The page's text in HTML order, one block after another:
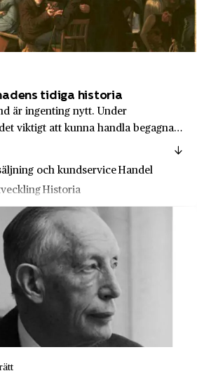
verkstad
Älv
Göteborg
län
Hallsberg
Hallstahammar
Halmstad
Hammerdal
Haparanda
tidiga historia
är ingenting nytt. Under
viktigt att kunna handla begagnat,
privatpersoner, hantverkare och
och kundservice Handel
Historia